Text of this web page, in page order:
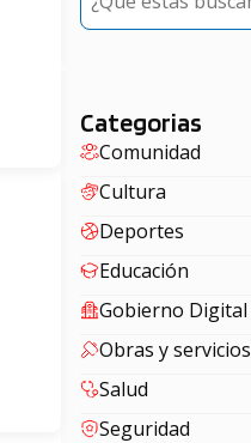
Categorias
Comunidad
Cultura
Deportes
Educación
Gobierno Digital
Obras y servicios
Salud
Seguridad